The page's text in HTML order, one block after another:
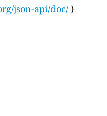
json-api/doc/ )